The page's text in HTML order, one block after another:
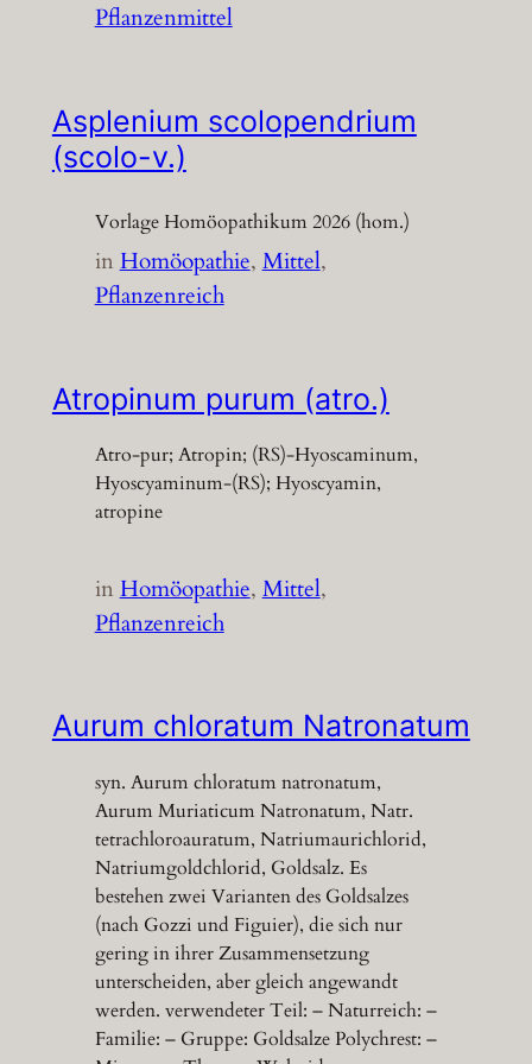
Pflanzenmittel
Asplenium scolopendrium
(scolo-v.)
Vorlage Homöopathikum 2026 (hom.)
inHomöopathie, Mittel
Pflanzenreich
Atropinum purum (atro.)
Atro-pur; Atropin; (RS)-Hyoscaminum,
Hyoscyaminum-(RS); Hyoscyamin,
atropine
inHomöopathie, Mittel
Pflanzenreich
Aurum chloratum Natronatum
syn. Aurum chloratum natronatum,
Aurum Muriaticum Natronatum, Natr.
tetrachloroauratum, Natriumaurichlorid,
Natriumgoldchlorid, Goldsalz. Es
bestehen zwei Varianten des Goldsalzes
(nach Gozzi und Figuier), die sich nur
gering in ihrer Zusammensetzung
unterscheiden, aber gleich angewandt
werden. verwendeter Teil: – Naturreich: –
Familie: – Gruppe: Goldsalze Polychrest: –